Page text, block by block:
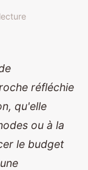
réfléchie
qu'elle
ou à la
le budget